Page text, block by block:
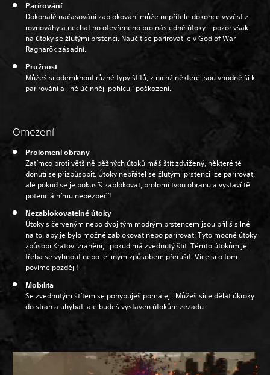
Parírování
Dokonalé načasování zablokování může nepřítele dokonce vyvést z
rovnováhy a nechat ho otevřeného pro následné útoky – pozor však
na útoky se žlutými prstenci. Naučit se parírovat je v God of War
Ragnarök zásadní.
Pružnost
Můžeš si odemknout různé typy štítů, z nichž některé jsou vhodnější k
parírování a jiné účinněji pohlcují poškození.
Omezení
Prolomení obrany
Zatímco proti většině běžných útoků máš štít zdvižený, některé tě
donutí se přizpůsobit. Útoky nepřátel se žlutými prstenci lze parírovat,
ale pokud se je pokusíš zablokovat, prolomí tvou obranu a vystaví tě
potenciálnímu nebezpečí!
Nezablokovatelné útoky
Útoky s červeným nebo dvojitým modrým prstencem jsou příliš silné
na to, aby je bylo možné zablokovat nebo parírovat. Tyto mocné útoky
způsobí Kratovi zranění, i pokud má zvednutý štít. Těmto útokům je
třeba se vyhnout nebo je jiným způsobem přerušit. Více si o tom
povíme později!
Mobilita
Se zvednutým štítem se pohybuješ pomaleji. Můžeš sice dělat úkroky
do stran a uhýbat, ale budeš vystaven útokům zezadu.